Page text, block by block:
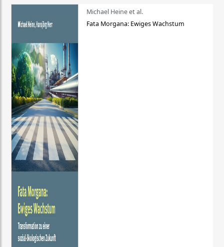
Michael Heine et al.
Fata Morgana: Ewiges Wachstum